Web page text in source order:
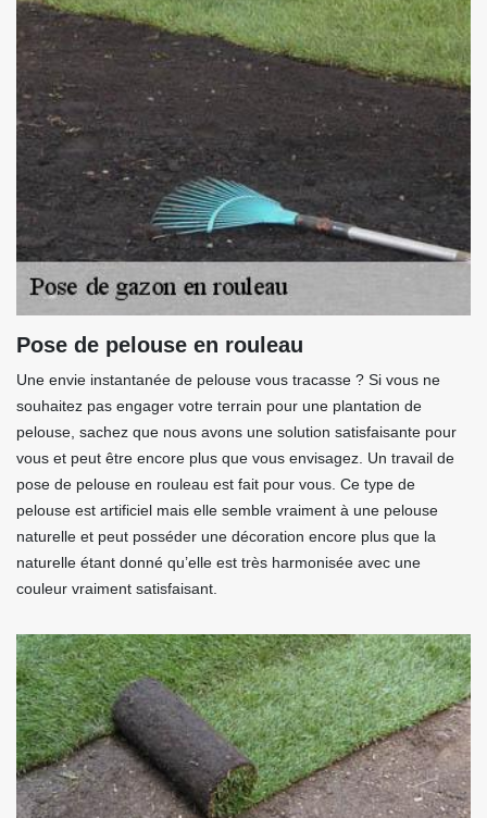
Pose de pelouse en rouleau
Une envie instantanée de pelouse vous tracasse ? Si vous ne
souhaitez pas engager votre terrain pour une plantation de
pelouse, sachez que nous avons une solution satisfaisante pour
vous et peut être encore plus que vous envisagez. Un travail de
pose de pelouse en rouleau est fait pour vous. Ce type de
pelouse est artificiel mais elle semble vraiment à une pelouse
naturelle et peut posséder une décoration encore plus que la
naturelle étant donné qu’elle est très harmonisée avec une
couleur vraiment satisfaisant.